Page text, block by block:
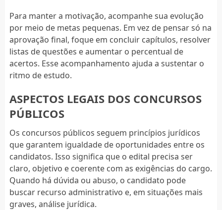
Para manter a motivação, acompanhe sua evolução
por meio de metas pequenas. Em vez de pensar só na
aprovação final, foque em concluir capítulos, resolver
listas de questões e aumentar o percentual de
acertos. Esse acompanhamento ajuda a sustentar o
ritmo de estudo.
ASPECTOS LEGAIS DOS CONCURSOS
PÚBLICOS
Os concursos públicos seguem princípios jurídicos
que garantem igualdade de oportunidades entre os
candidatos. Isso significa que o edital precisa ser
claro, objetivo e coerente com as exigências do cargo.
Quando há dúvida ou abuso, o candidato pode
buscar recurso administrativo e, em situações mais
graves, análise jurídica.